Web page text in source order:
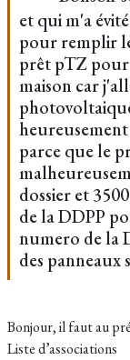
et qui m'a
pour remplir
prêt pTZ pour
maison car
parce que le
dossier et
de la DDPP
numero de la
des panneaux
Bonjour, il faut au
Liste d’associations